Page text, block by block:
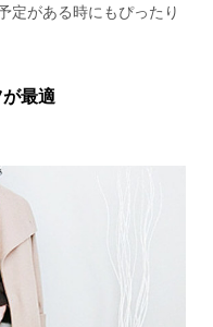
定がある時にもぴったり
最適